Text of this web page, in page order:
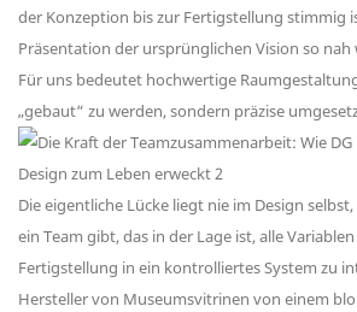
der Konzeption bis zur Fertigstellung stimmig
Präsentation der ursprünglichen Vision so
Für uns bedeutet hochwertige
„gebaut“ zu werden, sondern präzise
Die eigentliche Lücke liegt nie im Design
ein Team gibt, das in der Lage ist, alle
Fertigstellung in ein kontrolliertes System zu
Hersteller von Museumsvitrinen von einem